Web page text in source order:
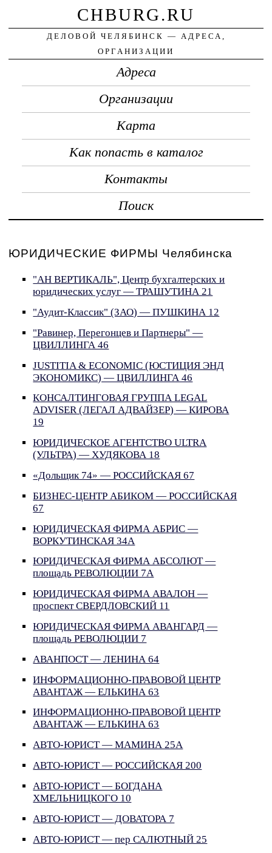
CHBURG.RU
ДЕЛОВОЙ ЧЕЛЯБИНСК — АДРЕСА,
ОРГАНИЗАЦИИ
Адреса
Организации
Карта
Как попасть в каталог
Контакты
Поиск
ЮРИДИЧЕСКИЕ ФИРМЫ Челябинска
"АН ВЕРТИКАЛЬ", Центр бухгалтерских и
юридических услуг — ТРАШУТИНА 21
"Аудит-Классик" (ЗАО) — ПУШКИНА 12
"Равинер, Перегонцев и Партнеры" —
ЦВИЛЛИНГА 46
JUSTITIA & ECONOMIC (ЮСТИЦИЯ ЭНД
ЭКОНОМИКС) — ЦВИЛЛИНГА 46
КОНСАЛТИНГОВАЯ ГРУППА LEGAL
ADVISER (ЛЕГАЛ АДВАЙЗЕР) — КИРОВА
19
ЮРИДИЧЕСКОЕ АГЕНТСТВО ULTRA
(УЛЬТРА) — ХУДЯКОВА 18
«Дольщик 74» — РОССИЙСКАЯ 67
БИЗНЕС-ЦЕНТР АБИКОМ — РОССИЙСКАЯ
67
ЮРИДИЧЕСКАЯ ФИРМА АБРИС —
ВОРКУТИНСКАЯ 34А
ЮРИДИЧЕСКАЯ ФИРМА АБСОЛЮТ —
площадь РЕВОЛЮЦИИ 7А
ЮРИДИЧЕСКАЯ ФИРМА АВАЛОН —
проспект СВЕРДЛОВСКИЙ 11
ЮРИДИЧЕСКАЯ ФИРМА АВАНГАРД —
площадь РЕВОЛЮЦИИ 7
АВАНПОСТ — ЛЕНИНА 64
ИНФОРМАЦИОННО-ПРАВОВОЙ ЦЕНТР
АВАНТАЖ — ЕЛЬКИНА 63
ИНФОРМАЦИОННО-ПРАВОВОЙ ЦЕНТР
АВАНТАЖ — ЕЛЬКИНА 63
АВТО-ЮРИСТ — МАМИНА 25А
АВТО-ЮРИСТ — РОССИЙСКАЯ 200
АВТО-ЮРИСТ — БОГДАНА
ХМЕЛЬНИЦКОГО 10
АВТО-ЮРИСТ — ДОВАТОРА 7
АВТО-ЮРИСТ — пер САЛЮТНЫЙ 25